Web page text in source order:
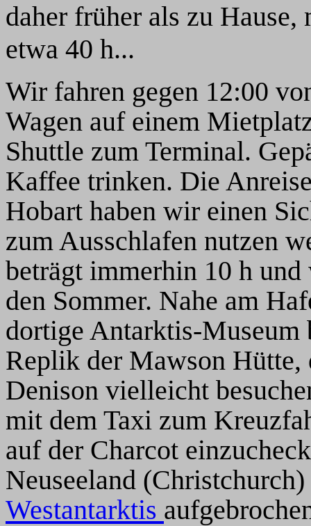
daher früher als zu
etwa 40 h...
Wir fahren gegen 12:00
Wagen auf einem
Shuttle zum Terminal.
Kaffee trinken. Die
Hobart haben wir einen
zum Ausschlafen nutzen
beträgt immerhin 10 h
den Sommer. Nahe am
dortige Antarktis-Museum
Replik der Mawson
Denison vielleicht
mit dem Taxi zum
auf der Charcot
Neuseeland
Westantarktis